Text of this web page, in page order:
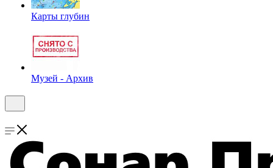
Карты глубин
Музей - Архив